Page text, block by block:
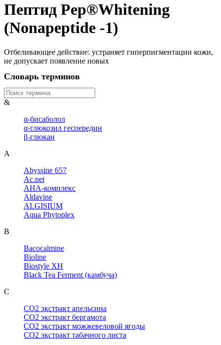
Пептид Pep®Whitening
(Nonapeptide -1)
Отбеливающее действие: устраняет гиперпигментации кожи,
не допускает появление новых
Словарь терминов
&
α-бисаболол
α-глюкозил геспередин
β-глюкан
A
Abyssine 657
Ac.net
AHA-комплекс
Aldavine
ALGISIUM
Aqua Phytoplex
B
Bacocalmine
Bioline
Biostyle XH
Black Tea Ferment (камбуча)
C
CO2 экстракт апельсина
CO2 экстракт бергамота
CO2 экстракт можжевеловой ягоды
CO2 экстракт табачного листа